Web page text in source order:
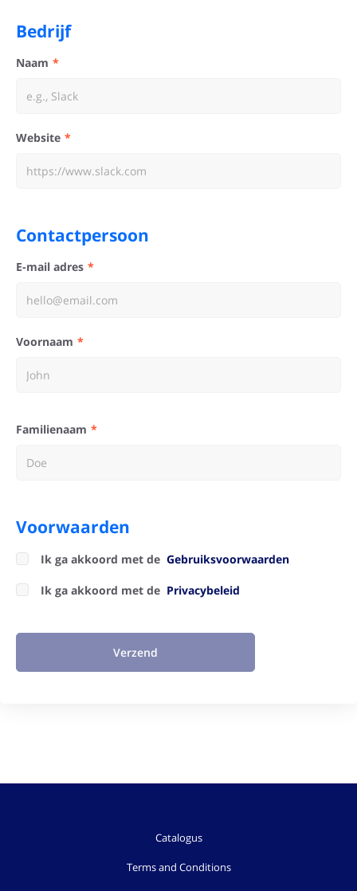
Bedrijf
Naam
Website
Contactpersoon
E-mail adres
Voornaam
Familienaam
Voorwaarden
Ik ga akkoord met de Gebruiksvoorwaarden
Ik ga akkoord met de Privacybeleid
Verzend
Catalogus
Terms and Conditions